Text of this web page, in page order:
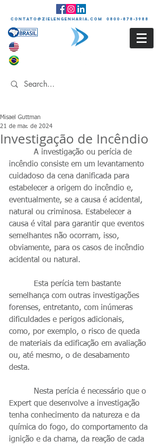
contato@zielengenharia.com 0800-878-3988
Investigação de Incêndio
Misael Guttman
21 de mar. de 2024
incêndio consiste em um levantamento
cuidadoso da cena danificada para
estabelecer a origem do incêndio e,
eventualmente, se a causa é acidental,
natural ou criminosa. Estabelecer a
causa é vital para garantir que eventos
semelhantes não ocorram, isso,
obviamente, para os casos de incêndio
acidental ou natural.
semelhança com outras investigações
forenses, entretanto, com inúmeras
dificuldades e perigos adicionais,
como, por exemplo, o risco de queda
de materiais da edificação em avaliação
ou, até mesmo, o de desabamento
desta.
Expert que desenvolve a investigação
tenha conhecimento da natureza e da
química do fogo, do comportamento da
ignição e da chama, da reação de cada